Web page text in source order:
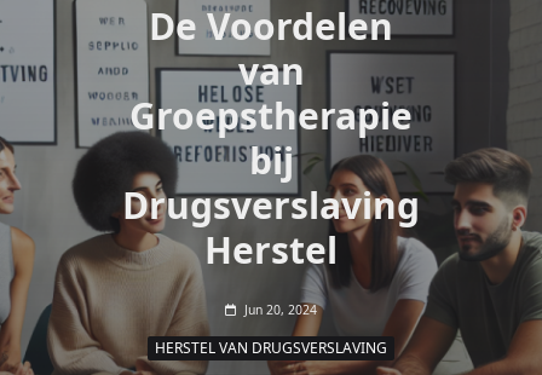
De Voordelen
van
Groepstherapie
bij
Drugsverslaving
Herstel
Jun 20, 2024
HERSTEL VAN DRUGSVERSLAVING